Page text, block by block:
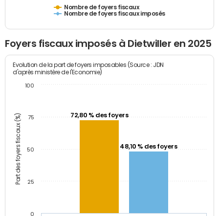
Nombre de foyers fiscaux
Nombre de foyers fiscaux imposés
Foyers fiscaux imposés à Dietwiller en 2025
Part des foyers fiscaux (%)
Evolution de la part de foyers imposables (Source : JDN
d'après ministère de l'Economie)
72,80 % des foyers
48,10 % des foyers
0
25
50
75
100